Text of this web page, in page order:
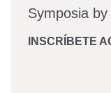
Symposia
INSCRÍBETE